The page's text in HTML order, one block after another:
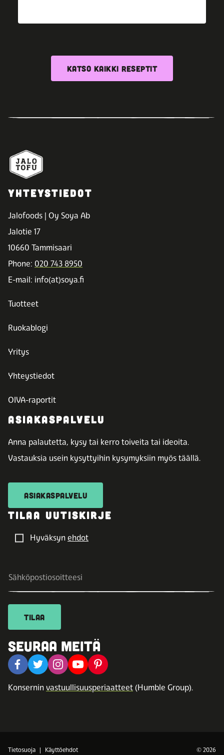
KATSO KAIKKI RESEPTIT
YHTEYSTIEDOT
Jalofoods | Oy Soya Ab
Jalotie 17
10660 Tammisaari
Phone: 020 743 8950
E-mail: info(at)soya.fi
Tuotteet
Ruokablogi
Yritys
Yhteystiedot
OIVA-raportit
ASIAKASPALVELU
Anna palautetta, kysy tai kerro toiveita tai ideoita.
Vastauksia usein kysyttyihin kysymyksiin myös täällä.
ASIAKASPALVELU
TILAA UUTISKIRJE
Hyväksyn ehdot
TILAA
SEURAA MEITÄ
Konsernin vastuullisuusperiaatteet (Humble Group).
Tietosuoja Käyttöehdot © 2026